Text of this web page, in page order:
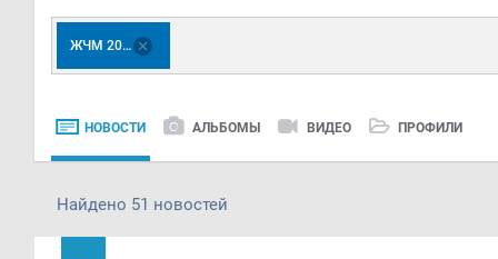
ЖЧМ 2019
НОВОСТИ АЛЬБОМЫ ВИДЕО ПРОФИЛИ
Найдено 51 новостей